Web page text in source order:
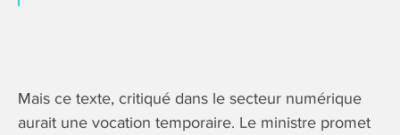
Mais ce texte, critiqué dans le secteur numérique
aurait une vocation temporaire. Le ministre promet